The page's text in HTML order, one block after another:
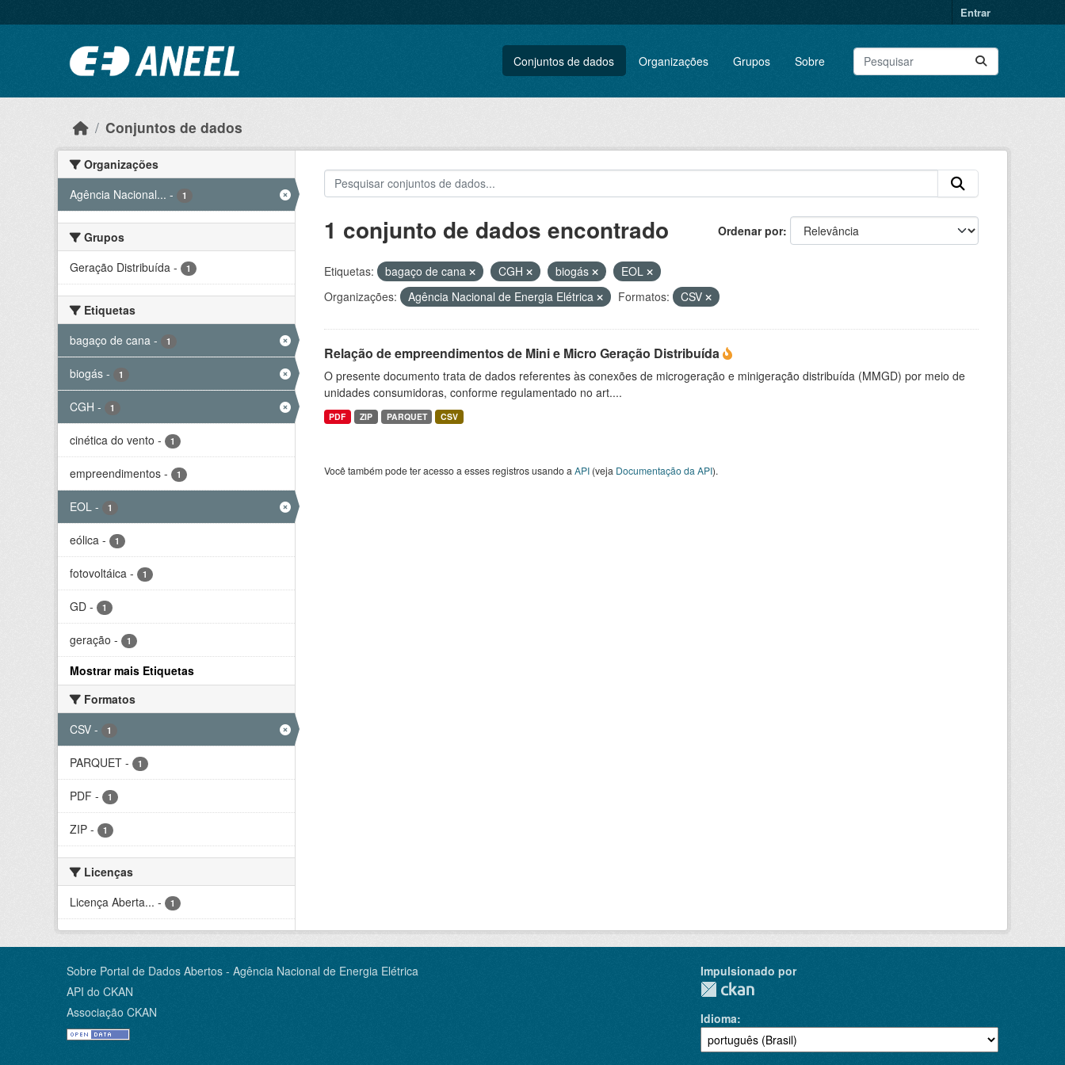
Entrar
Conjuntos de dados Organizações Grupos Sobre
Conjuntos de dados
Organizações
Agência Nacional... - 1
Grupos
Geração Distribuída - 1
Etiquetas
bagaço de cana - 1
biogás - 1
CGH - 1
cinética do vento - 1
empreendimentos - 1
EOL - 1
eólica - 1
fotovoltáica - 1
GD - 1
geração - 1
Mostrar mais Etiquetas
Formatos
CSV - 1
PARQUET - 1
PDF - 1
ZIP - 1
Licenças
Licença Aberta... - 1
Ordenar por
1 conjunto de dados encontrado
Etiquetas: bagaço de cana CGH biogás
EOL
Organizações:
Agência Nacional de Energia Elétrica Formatos: CSV
Relação de empreendimentos de Mini e Micro Geração Distribuída
O presente documento trata de dados referentes às conexões de microgeração e minigeração distribuída (MMGD) por meio de
unidades consumidoras, conforme regulamentado no art....
PDF ZIP PARQUET CSV
Você também pode ter acesso a esses registros usando a API(veja Documentação da API).
Sobre Portal de Dados Abertos - Agência Nacional de Energia Elétrica
API do CKAN
Associação CKAN
Impulsionado por
Idioma